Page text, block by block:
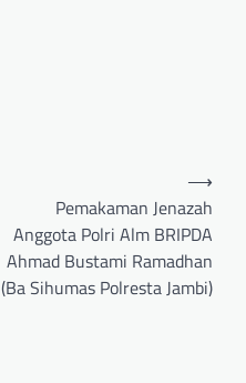
Pemakaman Jenazah
Anggota Polri Alm BRIPDA
Ahmad Bustami Ramadhan
(Ba Sihumas Polresta Jambi)
⟶